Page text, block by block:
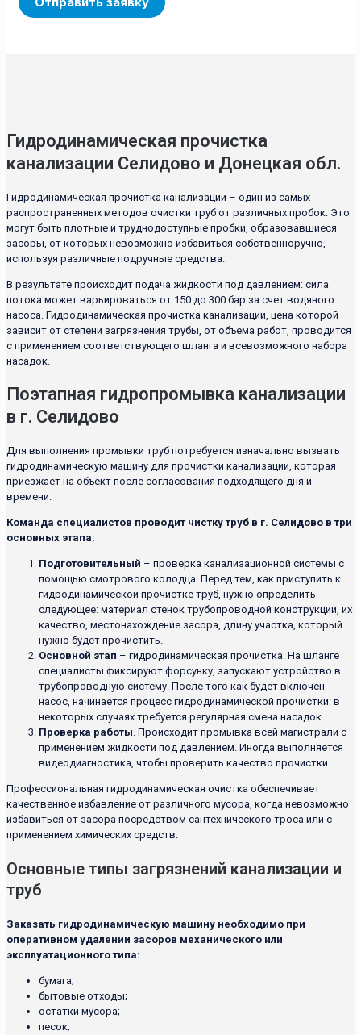
Гидродинамическая прочистка
канализации Селидово и Донецкая обл.
Гидродинамическая прочистка канализации – один из самых
распространенных методов очистки труб от различных пробок. Это
могут быть плотные и труднодоступные пробки, образовавшиеся
засоры, от которых невозможно избавиться собственноручно,
используя различные подручные средства.
В результате происходит подача жидкости под давлением: сила
потока может варьироваться от 150 до 300 бар за счет водяного
насоса. Гидродинамическая прочистка канализации, цена которой
зависит от степени загрязнения трубы, от объема работ, проводится
с применением соответствующего шланга и всевозможного набора
насадок.
Поэтапная гидропромывка канализации
в г. Селидово
Для выполнения промывки труб потребуется изначально вызвать
гидродинамическую машину для прочистки канализации, которая
приезжает на объект после согласования подходящего дня и
времени.
Команда специалистов проводит чистку труб в г. Селидово в три
основных этапа:
Подготовительный – проверка канализационной системы с
помощью смотрового колодца. Перед тем, как приступить к
гидродинамической прочистке труб, нужно определить
следующее: материал стенок трубопроводной конструкции, их
качество, местонахождение засора, длину участка, который
нужно будет прочистить.
Основной этап – гидродинамическая прочистка. На шланге
специалисты фиксируют форсунку, запускают устройство в
трубопроводную систему. После того как будет включен
насос, начинается процесс гидродинамической прочистки: в
некоторых случаях требуется регулярная смена насадок.
Проверка работы. Происходит промывка всей магистрали с
применением жидкости под давлением. Иногда выполняется
видеодиагностика, чтобы проверить качество прочистки.
Профессиональная гидродинамическая очистка обеспечивает
качественное избавление от различного мусора, когда невозможно
избавиться от засора посредством сантехнического троса или с
применением химических средств.
Основные типы загрязнений канализации и
труб
Заказать гидродинамическую машину необходимо при
оперативном удалении засоров механического или
эксплуатационного типа:
бумага;
бытовые отходы;
остатки мусора;
песок;